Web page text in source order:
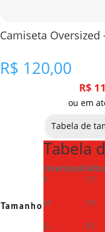
Camiseta Oversized
R$ 120,00
R$
ou em
Tamanho
Tabela de
Tabela
Oversized
P
77
M
79
G
81